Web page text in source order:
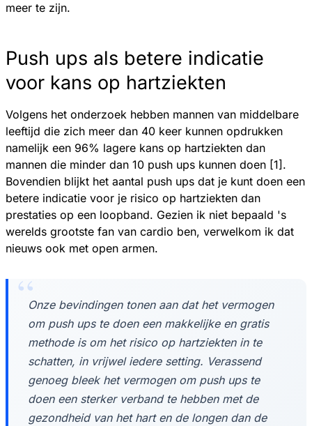
meer te zijn.
Push ups als betere indicatie
voor kans op hartziekten
Volgens het onderzoek hebben mannen van middelbare
leeftijd die zich meer dan 40 keer kunnen opdrukken
namelijk een 96% lagere kans op hartziekten dan
mannen die minder dan 10 push ups kunnen doen [1].
Bovendien blijkt het aantal push ups dat je kunt doen een
betere indicatie voor je risico op hartziekten dan
prestaties op een loopband. Gezien ik niet bepaald 's
werelds grootste fan van cardio ben, verwelkom ik dat
nieuws ook met open armen.
Onze bevindingen tonen aan dat het vermogen
om push ups te doen een makkelijke en gratis
methode is om het risico op hartziekten in te
schatten, in vrijwel iedere setting. Verassend
genoeg bleek het vermogen om push ups te
doen een sterker verband te hebben met de
gezondheid van het hart en de longen dan de